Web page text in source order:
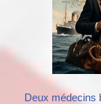
Deux médecins